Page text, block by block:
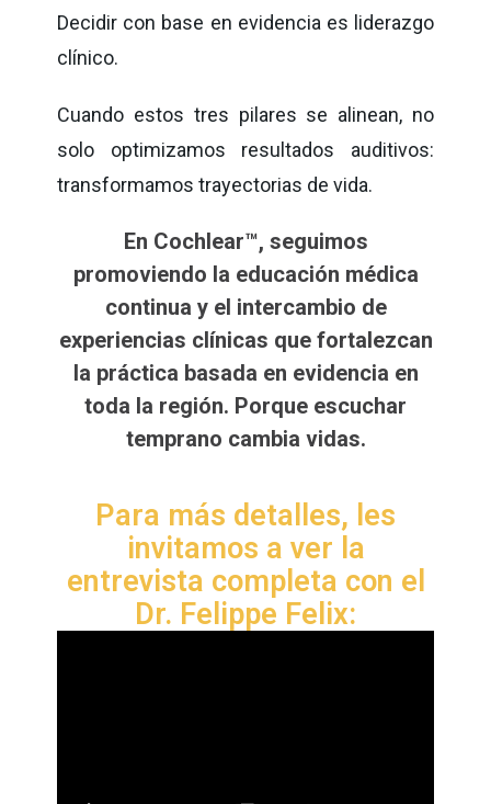
Decidir con base en evidencia es liderazgo
clínico.
Cuando estos tres pilares se alinean, no
solo optimizamos resultados auditivos:
transformamos trayectorias de vida.
En Cochlear™, seguimos
promoviendo la educación médica
continua y el intercambio de
experiencias clínicas que fortalezcan
la práctica basada en evidencia en
toda la región. Porque escuchar
temprano cambia vidas.
Para más detalles, les
invitamos a ver la
entrevista completa con el
Dr. Felippe Felix: